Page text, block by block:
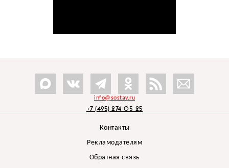
info@sostav.ru
+7 (495) 274-05-25
Контакты
Рекламодателям
Обратная связь